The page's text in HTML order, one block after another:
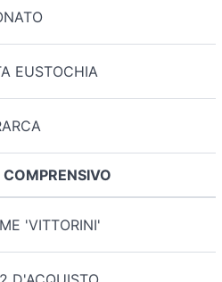
EUSTOCHIA
'VITTORINI'